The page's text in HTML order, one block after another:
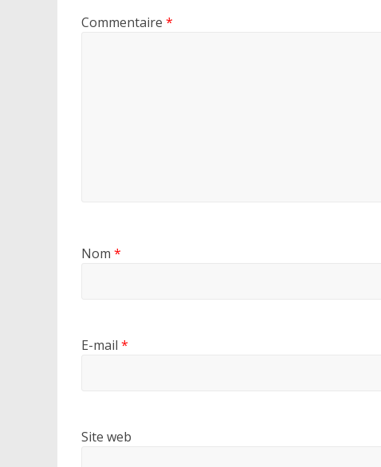
Commentaire *
Nom *
E-mail *
Site web